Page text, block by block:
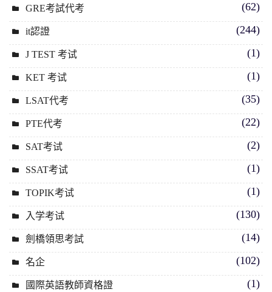
GRE考試代考 (62)
it認證 (244)
J TEST 考试 (1)
KET 考试 (1)
LSAT代考 (35)
PTE代考 (22)
SAT考试 (2)
SSAT考试 (1)
TOPIK考试 (1)
入学考试 (130)
劍橋領思考試 (14)
名企 (102)
國際英語教師資格證 (1)